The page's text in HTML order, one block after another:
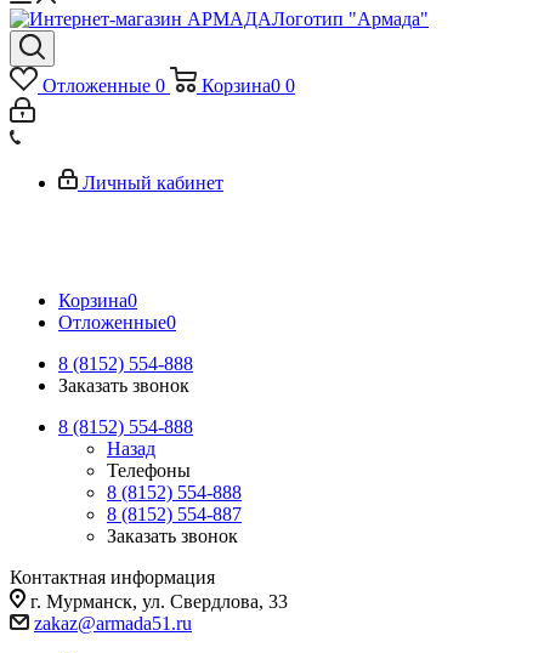
Логотип "Армада"
Отложенные 0 Корзина0 0
Личный кабинет
Корзина0
Отложенные0
8 (8152) 554-888
Заказать звонок
8 (8152) 554-888
Назад
Телефоны
8 (8152) 554-888
8 (8152) 554-887
Заказать звонок
Контактная информация
г. Мурманск, ул. Свердлова, 33
zakaz@armada51.ru